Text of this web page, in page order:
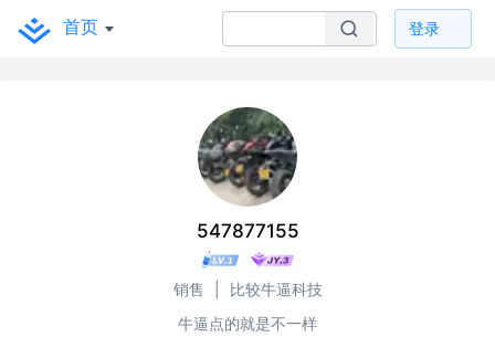
首页 登录
547877155
销售
比较牛逼科技
牛逼点的就是不一样